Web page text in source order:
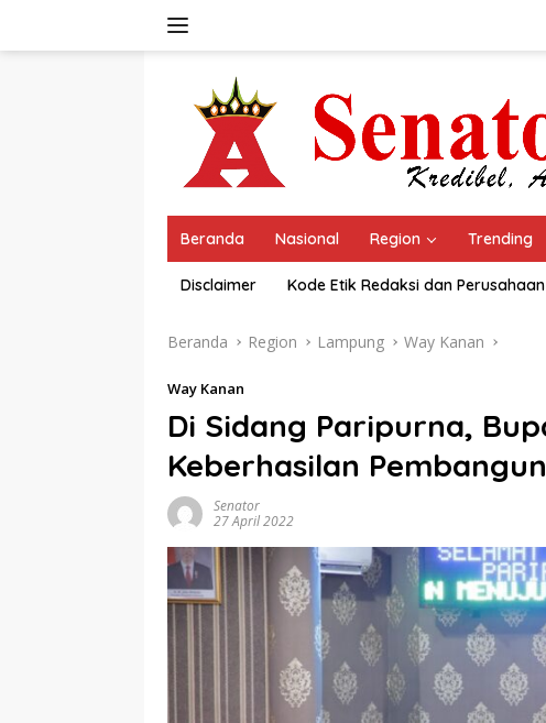
Beranda Nasional Region Trending
Disclaimer Kode Etik Redaksi dan Perusahaan
Beranda Region Lampung Way Kanan
Way Kanan
Di Sidang Paripurna,
Keberhasilan
Senator
27 April 2022